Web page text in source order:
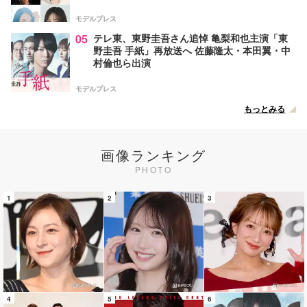
モデルプレス
05 テレ東、東野圭吾さん追悼 亀梨和也主演「東
野圭吾 手紙」再放送へ 佐藤隆太・本田翼・中
村倫也ら出演
モデルプレス
もっとみる
画像ランキング
PHOTO
1 2 3
4 5 6